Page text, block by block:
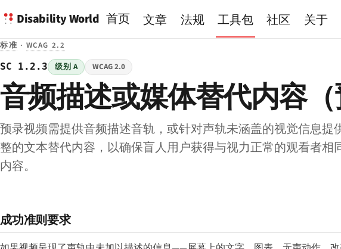
Disability World 首页 文章 法规 工具包 社区 关于
标准 · WCAG 2.2
SC 1.2.3 级别 A WCAG 2.0
音频描述或媒体替代内容（
预录视频需提供音频描述音轨，或针对声轨未涵盖的视觉信息提
整的文本替代内容，以确保盲人用户获得与视力正常的观看者相
内容。
成功准则要求